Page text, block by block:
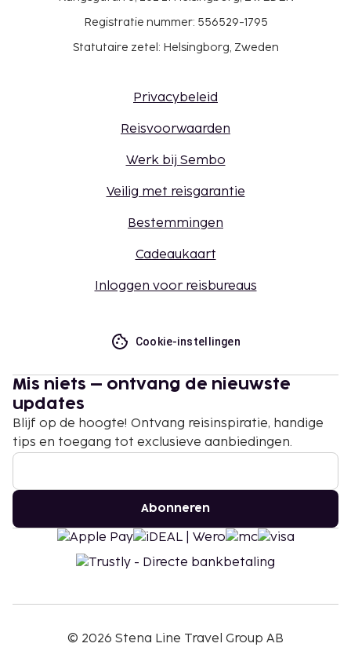
Registratie nummer: 556529-1795
Statutaire zetel: Helsingborg, Zweden
Privacybeleid
Reisvoorwaarden
Werk bij Sembo
Veilig met reisgarantie
Bestemmingen
Cadeaukaart
Inloggen voor reisbureaus
Cookie-instellingen
Mis niets – ontvang de nieuwste
updates
Blijf op de hoogte! Ontvang reisinspiratie, handige
tips en toegang tot exclusieve aanbiedingen.
Abonneren
© 2026 Stena Line Travel Group AB